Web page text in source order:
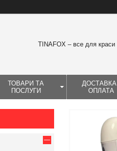
TINAFOX – все для краси
ТОВАРИ ТА
ПОСЛУГИ
ДОСТАВКА І
ОПЛАТА